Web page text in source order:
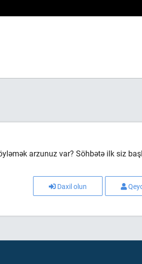
arzunuz var? Söhbətə ilk siz
Daxil olun